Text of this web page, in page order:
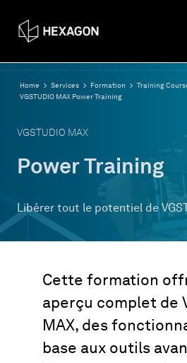
Home Services Formation
Training
VGSTUDIO MAX Power Training
VGSTUDIO MAX
Power Training
Libérer tout le potentiel de
Cette formation
aperçu complet de
MAX, des
base aux outils